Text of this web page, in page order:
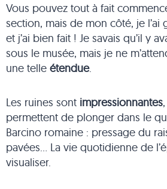
Vous pouvez tout à fait
section, mais de mon côté, je
et j’ai bien fait ! Je savais qu’il y
sous le musée, mais je ne
une telle étendue.
Les ruines sont impressionnantes
permettent de plonger dans le
Barcino romaine : pressage du
pavées… La vie quotidienne de
visualiser.